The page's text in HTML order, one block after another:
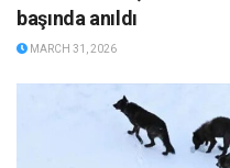
başında anıldı
MARCH 31, 2026